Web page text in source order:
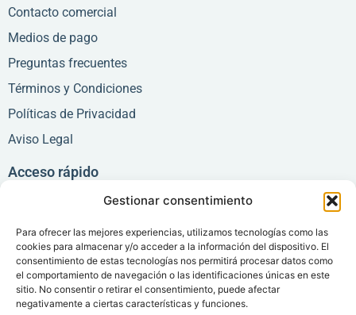
Gestionar consentimiento
Para ofrecer las mejores experiencias, utilizamos tecnologías como las
cookies para almacenar y/o acceder a la información del dispositivo. El
consentimiento de estas tecnologías nos permitirá procesar datos como
el comportamiento de navegación o las identificaciones únicas en este
sitio. No consentir o retirar el consentimiento, puede afectar
negativamente a ciertas características y funciones.
Contacto comercial
Medios de pago
Preguntas frecuentes
Términos y Condiciones
Políticas de Privacidad
Aviso Legal
Acceso rápido
Consentimiento Informado
Carta de Derechos y deberes
Acceso pacientes
Área Médica
Área Administrativa